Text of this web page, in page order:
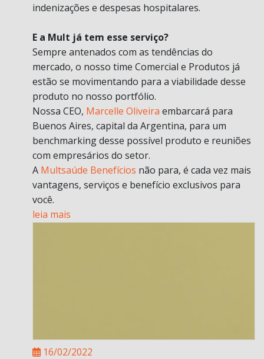
indenizações e despesas hospitalares.
E a Mult já tem esse serviço?
Sempre antenados com as tendências do
mercado, o nosso time Comercial e Produtos já
estão se movimentando para a viabilidade desse
produto no nosso portfólio.
Nossa CEO, Marcelle Oliveira embarcará para
Buenos Aires, capital da Argentina, para um
benchmarking desse possível produto e reuniões
com empresários do setor.
A Multsaúde Benefícios não para, é cada vez mais
vantagens, serviços e benefício exclusivos para
você.
leia mais
16/02/2022